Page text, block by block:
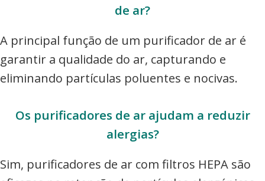
de ar?
A principal função de um purificador de ar é
garantir a qualidade do ar, capturando e
eliminando partículas poluentes e nocivas.
Os purificadores de ar ajudam a reduzir
alergias?
Sim, purificadores de ar com filtros HEPA são